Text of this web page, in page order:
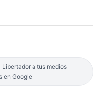
Libertador a tus medios
en Google